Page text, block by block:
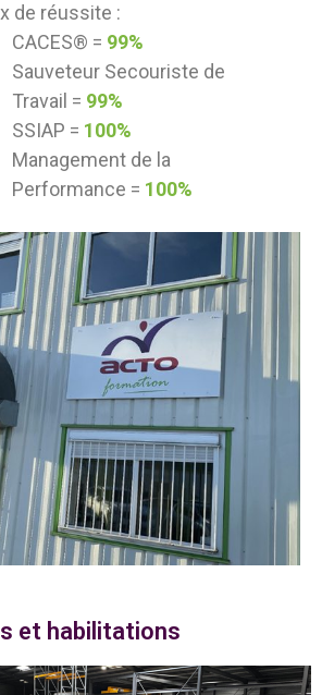
de réussite :
CACES® = 99%
Sauveteur Secouriste de
Travail = 99%
SSIAP = 100%
Management de la
Performance = 100%
et habilitations